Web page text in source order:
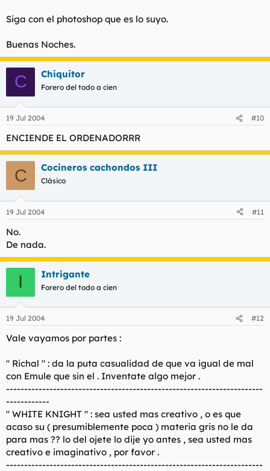
Siga con el photoshop que es lo suyo.
Buenas Noches.
C Chiquitor
Forero del todo a cien
19 Jul 2004 #10
ENCIENDE EL ORDENADORRR
C Cocineros cachondos III
Clásico
19 Jul 2004 #11
No.
De nada.
I Intrigante
Forero del todo a cien
19 Jul 2004 #12
Vale vayamos por partes :
" Richal " : da la puta casualidad de que va igual de mal
con Emule que sin el . Inventate algo mejor .
-----------------------------------------------------------------------
------------
" WHITE KNIGHT " : sea usted mas creativo , o es que
acaso su ( presumiblemente poca ) materia gris no le da
para mas ?? lo del ojete lo dije yo antes , sea usted mas
creativo e imaginativo , por favor .
-----------------------------------------------------------------------